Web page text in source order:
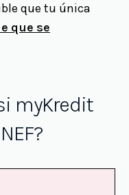
que tu única
que se
myKredit